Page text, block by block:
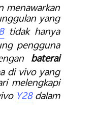
menawarkan
yang
tidak hanya
pengguna
baterai
di vivo yang
melengkapi
Y28dalam